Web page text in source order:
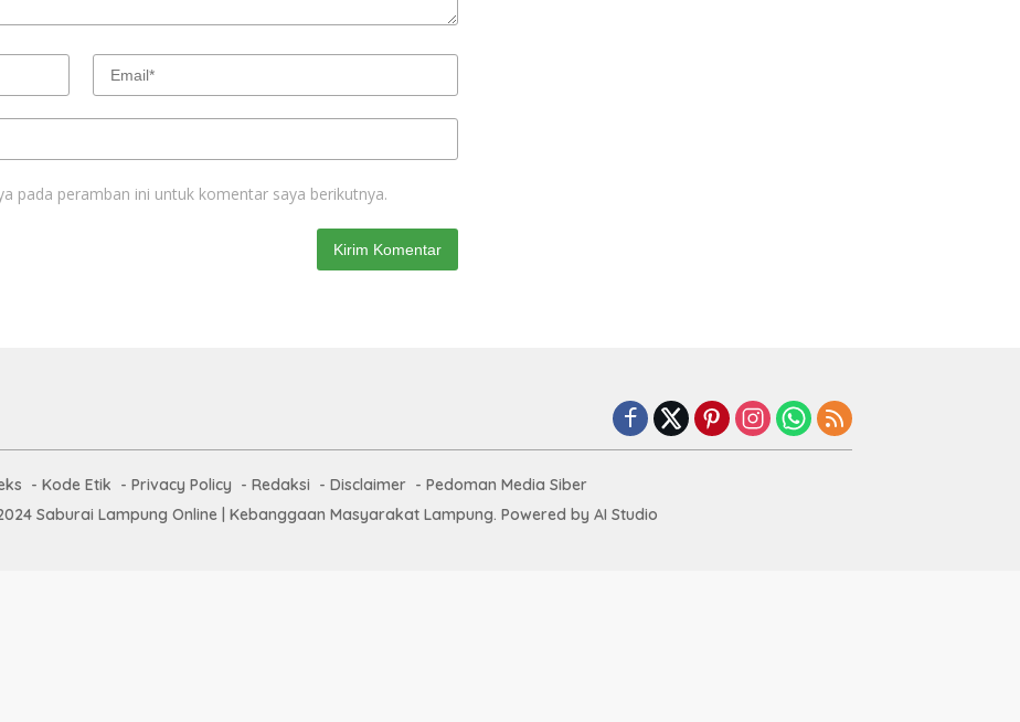
pada peramban ini untuk komentar saya berikutnya.
Kode Etik Privacy Policy Redaksi Disclaimer
Pedoman Media Siber
Saburai Lampung Online | Kebanggaan Masyarakat Lampung. Powered by AI Studio